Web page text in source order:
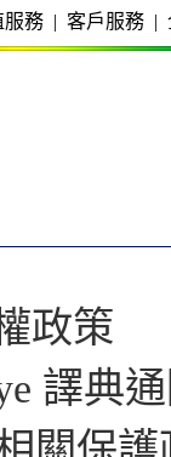
服務 | 客戶服務 |
政策
典通